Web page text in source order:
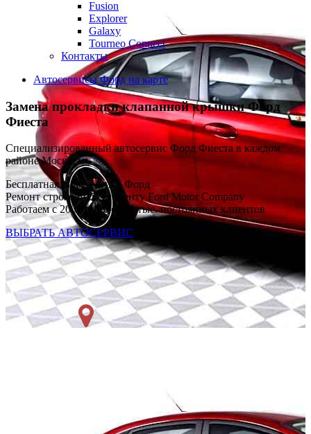
Fusion
Explorer
Galaxy
Tourneo Connect
Контакты
Автосервисы Форд на карте
Замена прокладки клапанной крышки Форд
Фиеста
Специализированный автосервис Форд Фиеста в каждом
районе Москвы
Бесплатная диагностика Форд
Ремонт строго по регламенту Ford Motor Company
Работаем с 2008 г. Более 54 тыс. постоянных клиентов
ВЫБРАТЬ АВТОСЕРВИС